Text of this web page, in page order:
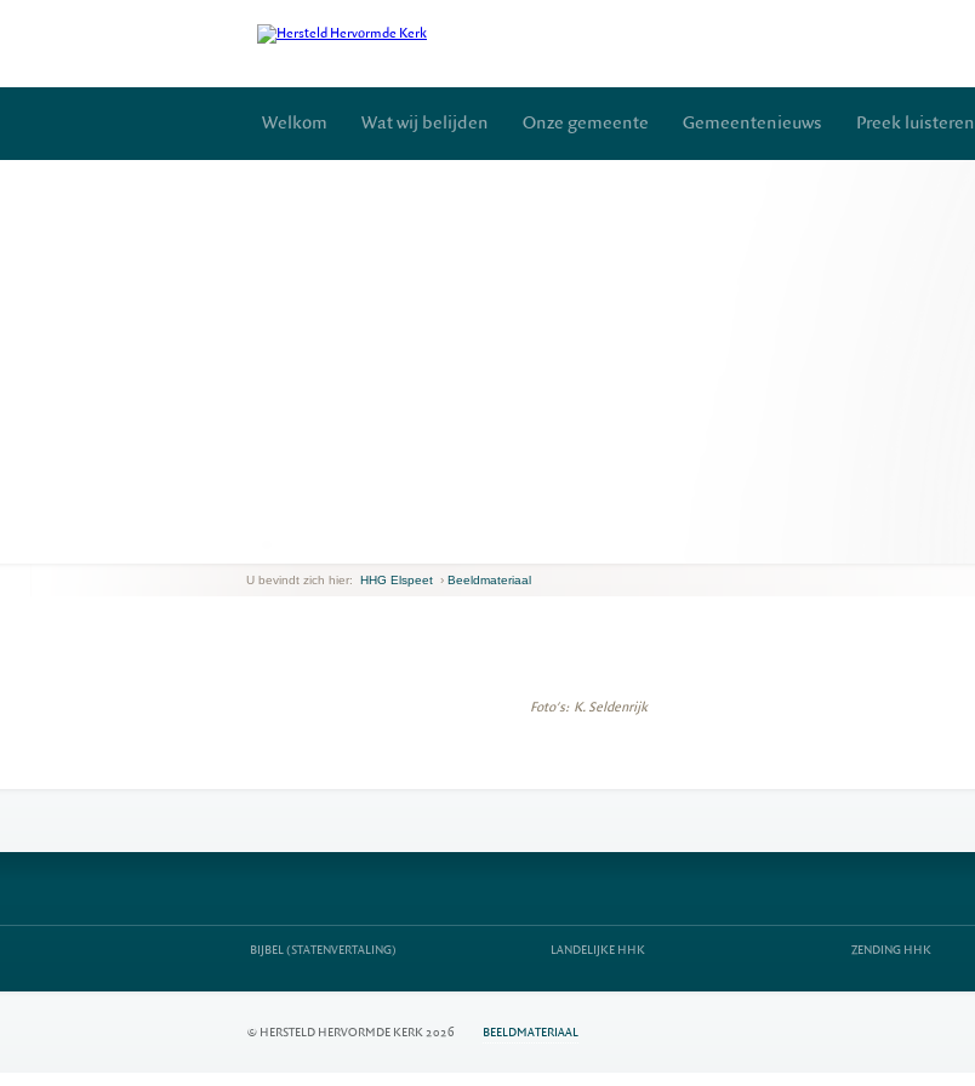
Welkom Wat wij belijden Onze gemeente Gemeentenieuws Preek luisteren
U bevindt zich hier: HHG Elspeet › Beeldmateriaal
Foto's: K. Seldenrijk
BIJBEL (STATENVERTALING) LANDELIJKE HHK ZENDING HHK
© HERSTELD HERVORMDE KERK 2026 BEELDMATERIAAL